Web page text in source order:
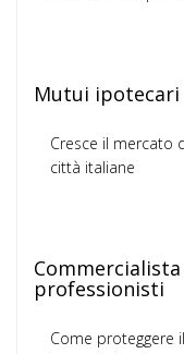
Mutui ipotecari
Cresce il mercato
città italiane
professionisti
Come proteggere